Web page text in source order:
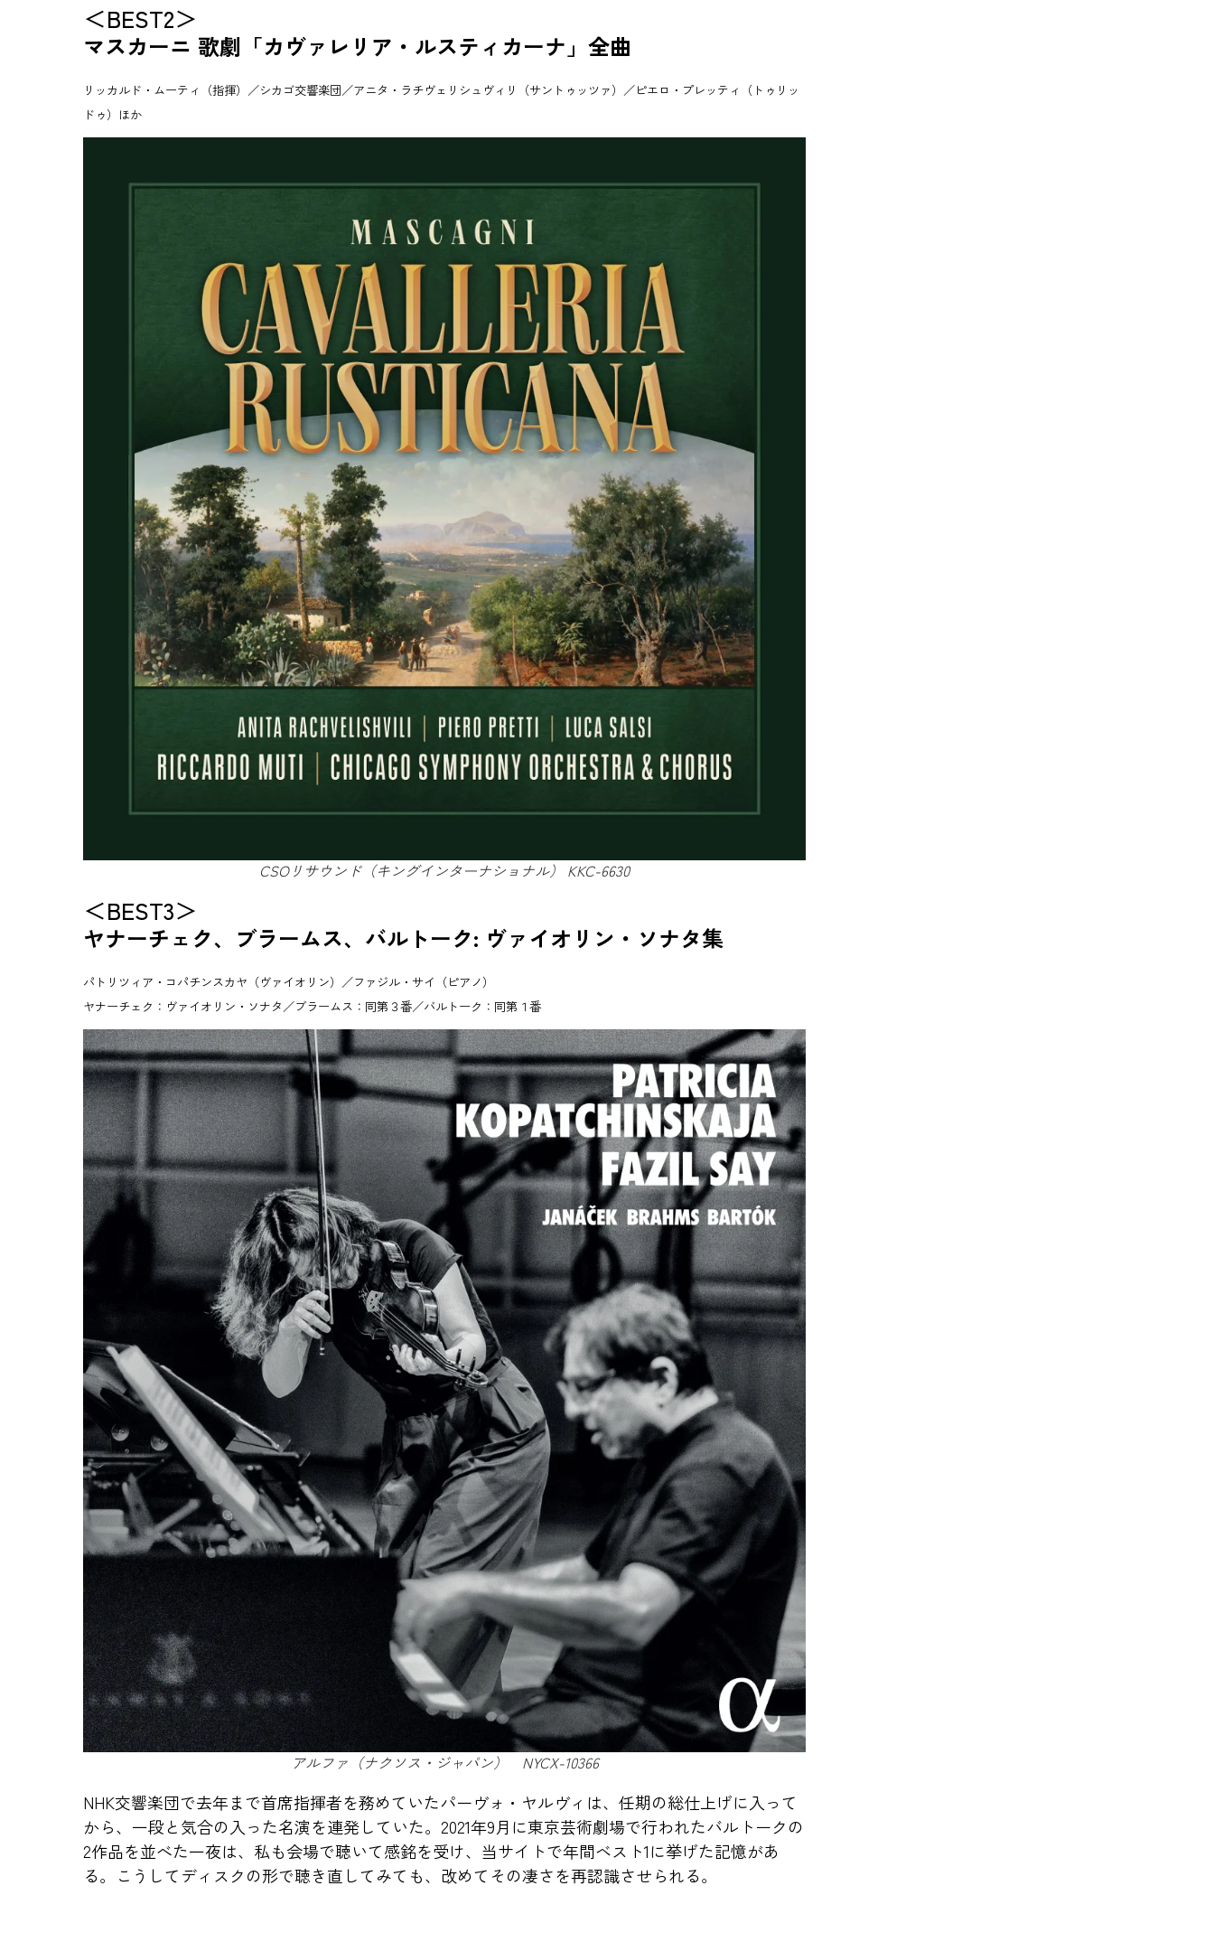
＜BEST2＞
マスカーニ 歌劇「カヴァレリア・ルスティカーナ」全曲
リッカルド・ムーティ（指揮）／シカゴ交響楽団／アニタ・ラチヴェリシュヴィリ（サントゥッツァ）／ピエロ・プレッティ（トゥリッ
ドゥ）ほか
CSOリサウンド（キングインターナショナル） KKC-6630
＜BEST3＞
ヤナーチェク、ブラームス、バルトーク: ヴァイオリン・ソナタ集
パトリツィア・コパチンスカヤ（ヴァイオリン）／ファジル・サイ（ピアノ）
ヤナーチェク：ヴァイオリン・ソナタ／ブラームス：同第３番／バルトーク：同第１番
アルファ（ナクソス・ジャパン） NYCX-10366
NHK交響楽団で去年まで首席指揮者を務めていたパーヴォ・ヤルヴィは、任期の総仕上げに入って
から、一段と気合の入った名演を連発していた。2021年9月に東京芸術劇場で行われたバルトークの
2作品を並べた一夜は、私も会場で聴いて感銘を受け、当サイトで年間ベスト1に挙げた記憶があ
る。こうしてディスクの形で聴き直してみても、改めてその凄さを再認識させられる。